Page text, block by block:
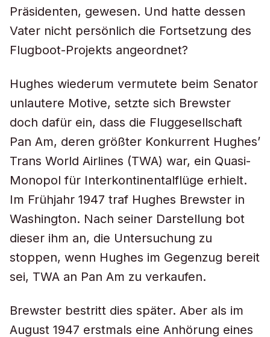
Präsidenten, gewesen. Und hatte dessen
Vater nicht persönlich die Fortsetzung des
Flugboot-Projekts angeordnet?
Hughes wiederum vermutete beim Senator
unlautere Motive, setzte sich Brewster
doch dafür ein, dass die Fluggesellschaft
Pan Am, deren größter Konkurrent Hughes’
Trans World Airlines (TWA) war, ein Quasi-
Monopol für Interkontinentalflüge erhielt.
Im Frühjahr 1947 traf Hughes Brewster in
Washington. Nach seiner Darstellung bot
dieser ihm an, die Untersuchung zu
stoppen, wenn Hughes im Gegenzug bereit
sei, TWA an Pan Am zu verkaufen.
Brewster bestritt dies später. Aber als im
August 1947 erstmals eine Anhörung eines